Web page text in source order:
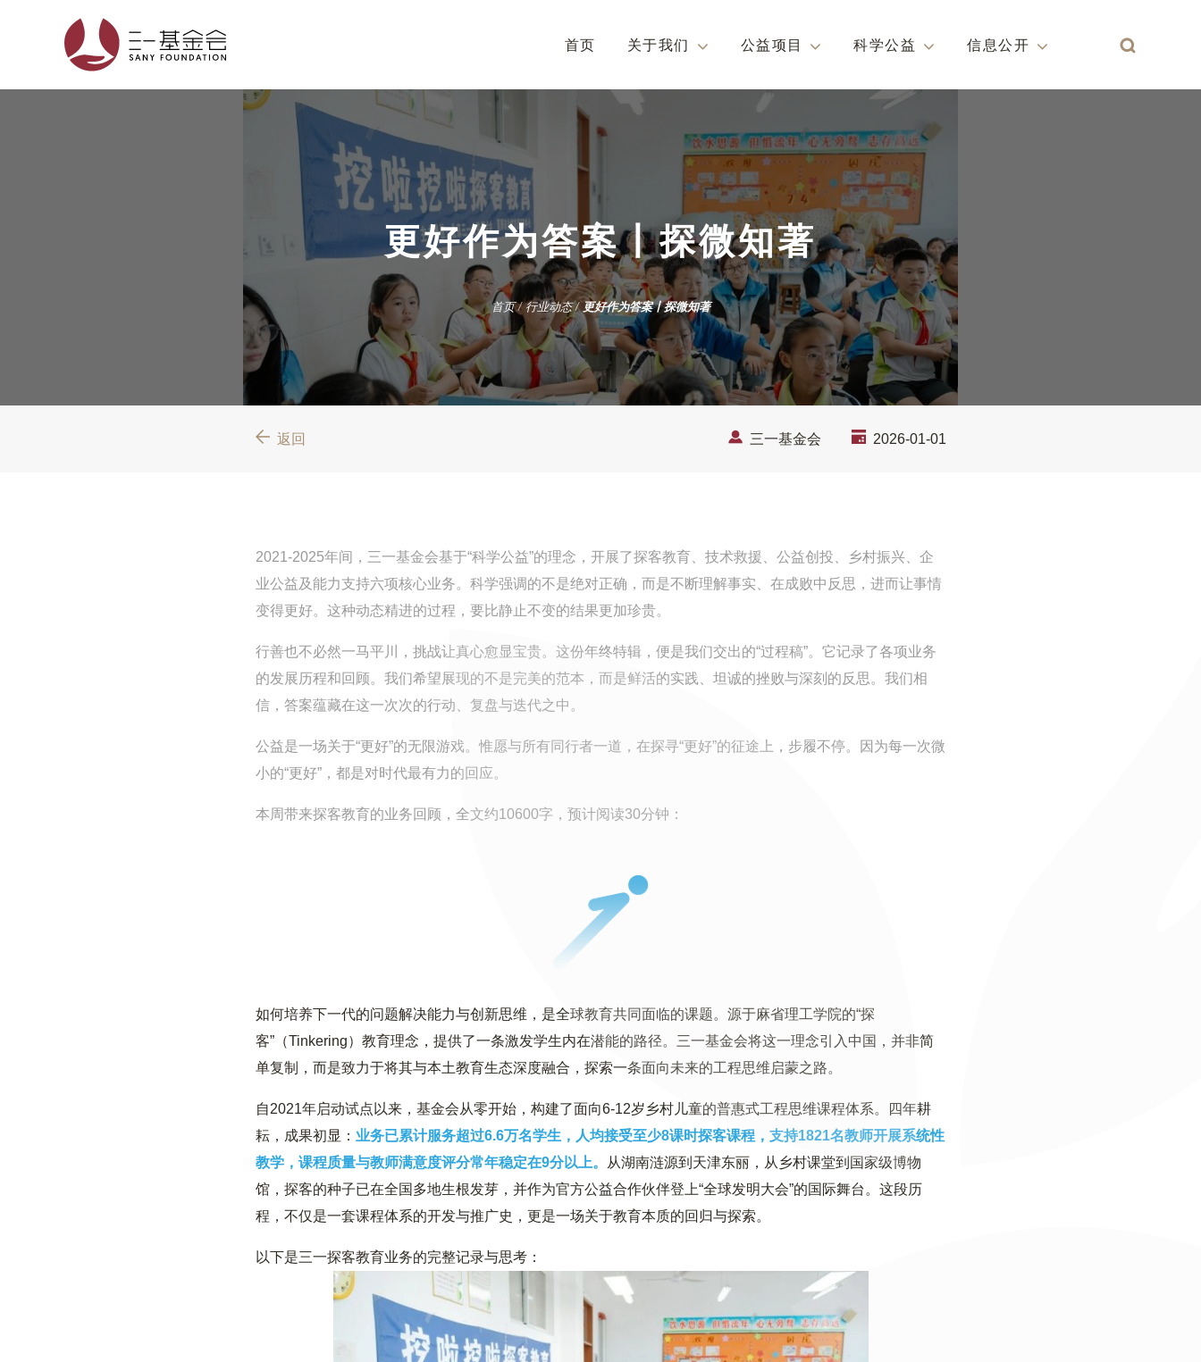
首页 关于我们 公益项目 科学公益 信息公开 Search
更好作为答案丨探微知著
首页/行业动态/ 更好作为答案丨探微知著
返回 三一基金会 2026-01-01
2021-2025年间，三一基金会基于“科学公益”的理念，开展了探客教育、技术救援、公益创投、乡村振兴、企
业公益及能力支持六项核心业务。科学强调的不是绝对正确，而是不断理解事实、在成败中反思，进而让事情
变得更好。这种动态精进的过程，要比静止不变的结果更加珍贵。
行善也不必然一马平川，挑战让真心愈显宝贵。这份年终特辑，便是我们交出的“过程稿”。它记录了各项业务
的发展历程和回顾。我们希望展现的不是完美的范本，而是鲜活的实践、坦诚的挫败与深刻的反思。我们相
信，答案蕴藏在这一次次的行动、复盘与迭代之中。
公益是一场关于“更好”的无限游戏。惟愿与所有同行者一道，在探寻“更好”的征途上，步履不停。因为每一次微
小的“更好”，都是对时代最有力的回应。
本周带来探客教育的业务回顾，全文约10600字，预计阅读30分钟：
如何培养下一代的问题解决能力与创新思维，是全球教育共同面临的课题。源于麻省理工学院的“探
客”（Tinkering）教育理念，提供了一条激发学生内在潜能的路径。三一基金会将这一理念引入中国，并非简
单复制，而是致力于将其与本土教育生态深度融合，探索一条面向未来的工程思维启蒙之路。
自2021年启动试点以来，基金会从零开始，构建了面向6-12岁乡村儿童的普惠式工程思维课程体系。四年耕
耘，成果初显： 业务已累计服务超过6.6万名学生，人均接受至少8课时探客课程，支持1821名教师开展系统性
教学，课程质量与教师满意度评分常年稳定在9分以上。
从湖南涟源到天津东丽，从乡村课堂到国家级博物
馆，探客的种子已在全国多地生根发芽，并作为官方公益合作伙伴登上“全球发明大会”的国际舞台。这段历
程，不仅是一套课程体系的开发与推广史，更是一场关于教育本质的回归与探索。
以下是三一探客教育业务的完整记录与思考：